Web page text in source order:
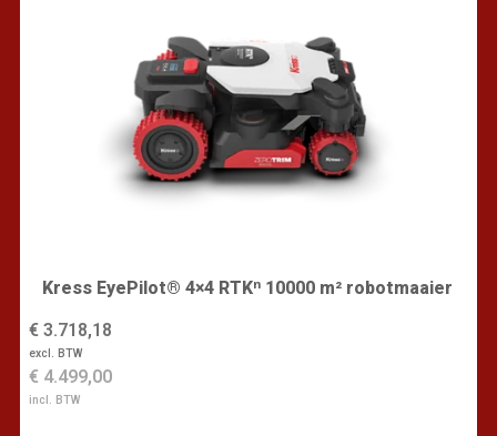
Kress EyePilot® 4×4 RTKⁿ 10000 m² robotmaaier
€ 3.718,18
excl. BTW
€ 4.499,00
incl. BTW